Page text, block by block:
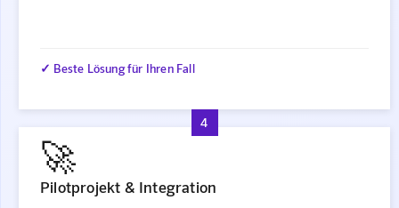
✓ Beste Lösung für Ihren Fall
4
🚀
Pilotprojekt & Integration